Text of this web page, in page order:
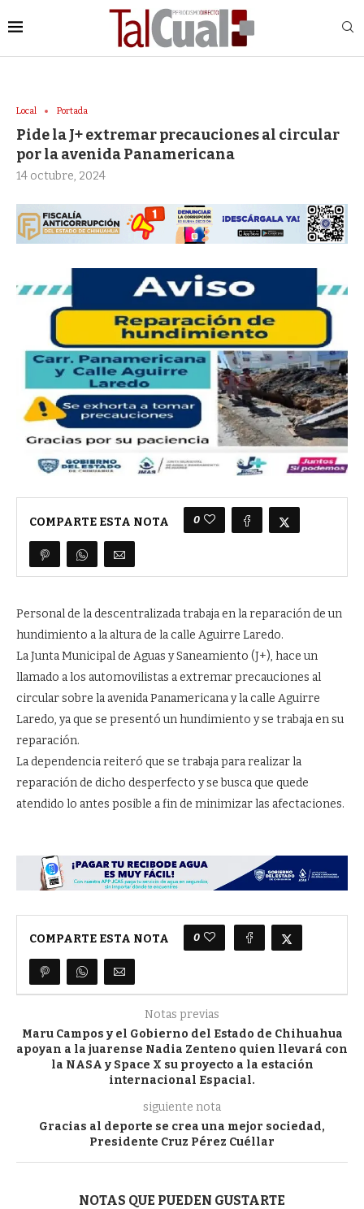
Local Portada
Pide la J+ extremar precauciones al circular
por la avenida Panamericana
14 octubre, 2024
COMPARTE ESTA NOTA 0
Personal de la descentralizada trabaja en la reparación de un
hundimiento a la altura de la calle Aguirre Laredo.
La Junta Municipal de Aguas y Saneamiento (J+), hace un
llamado a los automovilistas a extremar precauciones al
circular sobre la avenida Panamericana y la calle Aguirre
Laredo, ya que se presentó un hundimiento y se trabaja en su
reparación.
La dependencia reiteró que se trabaja para realizar la
reparación de dicho desperfecto y se busca que quede
atendido lo antes posible a fin de minimizar las afectaciones.
COMPARTE ESTA NOTA 0
Notas previas
Maru Campos y el Gobierno del Estado de Chihuahua
apoyan a la juarense Nadia Zenteno quien llevará con
la NASA y Space X su proyecto a la estación
internacional Espacial.
siguiente nota
Gracias al deporte se crea una mejor sociedad,
Presidente Cruz Pérez Cuéllar
NOTAS QUE PUEDEN GUSTARTE